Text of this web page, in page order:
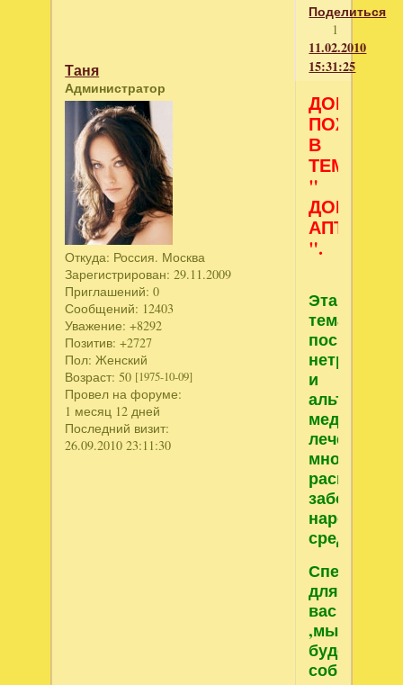
Поделиться
1
11.02.2010
15:31:25
Таня
Администратор
Откуда: Россия. Москва
Зарегистрирован: 29.11.2009
Приглашений: 0
Сообщений: 12403
Уважение: +8292
Позитив: +2727
Пол: Женский
Возраст: 50 [1975-10-09]
Провел на форуме:
1 месяц 12 дней
Последний визит:
26.09.2010 23:11:30
ДОБРО
В
ТЕМУ
"
АПТЕЧКА
".
Эта
тема
и
медицине,
лечению
многих
народными
для
вас
,мы
будем
собирать